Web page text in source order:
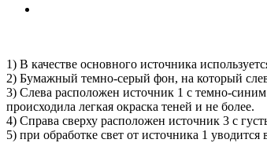
1) В качестве основного источника
2) Бумажный темно-серый фон, на который
3) Слева расположен источник 1 с темно-
происходила легкая окраска теней и не более.
4) Справа сверху расположен источник 3 с
5) при обработке свет от источника 1